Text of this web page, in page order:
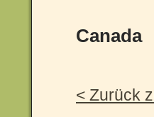
Canada
< Zurück